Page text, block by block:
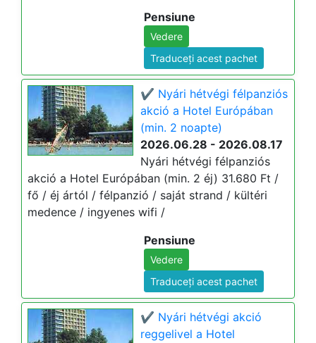
Pensiune
Vedere
Traduceți acest pachet
✔️ Nyári hétvégi félpanziós
akció a Hotel Európában
(min. 2 noapte)
2026.06.28 - 2026.08.17
Nyári hétvégi félpanziós
akció a Hotel Európában (min. 2 éj) 31.680 Ft /
fő / éj ártól / félpanzió / saját strand / kültéri
medence / ingyenes wifi /
Pensiune
Vedere
Traduceți acest pachet
✔️ Nyári hétvégi akció
reggelivel a Hotel